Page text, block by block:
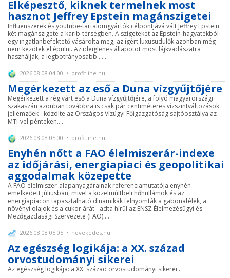
Elképesztő, kiknek termelnek most
hasznot Jeffrey Epstein magánszigetei
Influenszerek és youtube-tartalomgyártók célpontjává vált Jeffrey Epstein
két magánszigete a karib-térségben. A szigeteket az Epstein-hagyatékból
egy ingatlanbefektető vásárolta meg, az ígért luxusüdülők azonban még
nem kezdtek el épülni. Az ideiglenes állapotot most lájkvadászatra
használják, a legbotrányosabb ......
2026.08.08 04:00 • profitline.hu
Megérkezett az eső a Duna vízgyűjtőjére
Megérkezett a rég várt eső a Duna vízgyűjtőjére, a folyó magyarországi
szakaszán azonban továbbra is csak pár centiméteres vízszintváltozások
jellemzőek - közölte az Országos Vízügyi Főigazgatóság sajtóosztálya az
MTI-vel pénteken....
2026.08.08 05:00 • profitline.hu
Enyhén nőtt a FAO élelmiszerár-indexe
az időjárási, energiapiaci és geopolitikai
aggodalmak közepette
A FAO élelmiszer-alapanyagárainak referenciamutatója enyhén
emelkedett júliusban, mivel a közelmúltbeli hőhullámok és az
energiapiacon tapasztalható dinamikák felnyomták a gabonafélék, a
növényi olajok és a cukor árát - adta hírül az ENSZ Élelmezésügyi és
Mezőgazdasági Szervezete (FAO)....
2026.08.08 05:05 • novekedes.hu
Az egészség logikája: a XX. század
orvostudományi sikerei
Az egészség logikája: a XX. század orvostudományi sikerei...